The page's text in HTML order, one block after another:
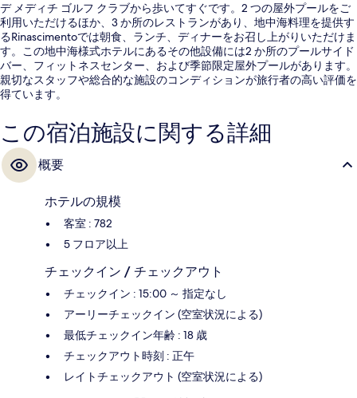
デ メディチ ゴルフ クラブから歩いてすぐです。2 つの屋外プールをご
利用いただけるほか、3 か所のレストランがあり、地中海料理を提供す
るRinascimentoでは朝食、ランチ、ディナーをお召し上がりいただけま
す。この地中海様式ホテルにあるその他設備には2 か所のプールサイド
バー、フィットネスセンター、および季節限定屋外プールがあります。
親切なスタッフや総合的な施設のコンディションが旅行者の高い評価を
得ています。
この宿泊施設に関する詳細
概要
ホテルの規模
客室 : 782
5 フロア以上
チェックイン / チェックアウト
チェックイン : 15:00 ～ 指定なし
アーリーチェックイン (空室状況による)
最低チェックイン年齢 : 18 歳
チェックアウト時刻 : 正午
レイトチェックアウト (空室状況による)